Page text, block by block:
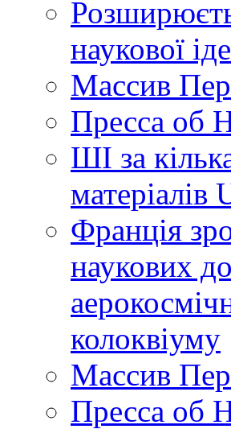
наукової
Массив
Пресса об
ШІ за
Франція
наукових
колоквіуму
Массив
Пресса об